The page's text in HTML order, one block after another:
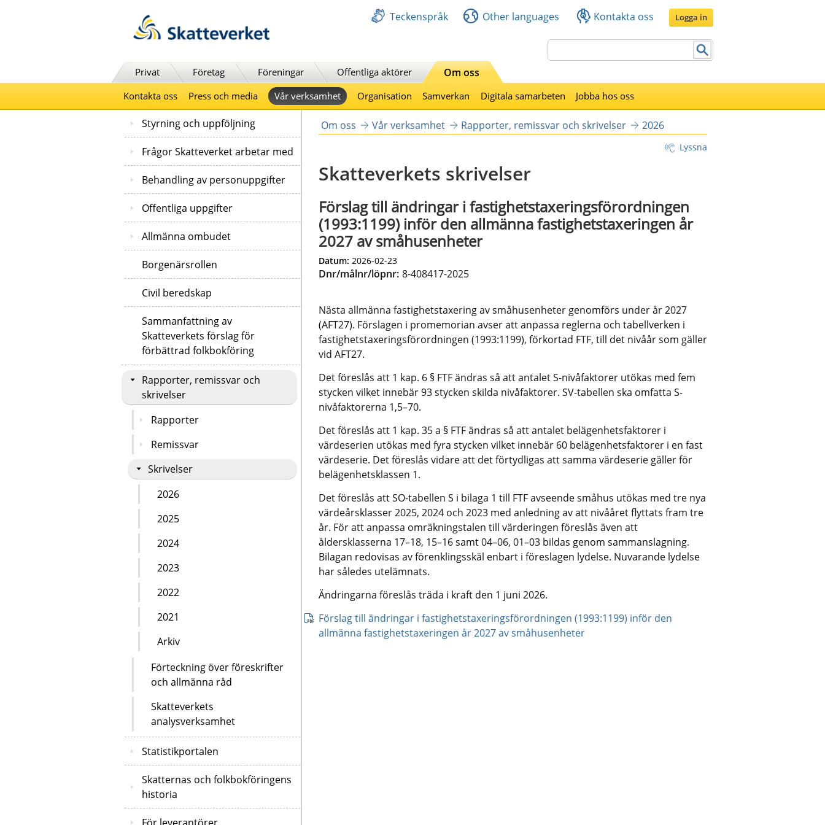
Teckenspråk Other languages Kontakta oss Logga in
Privat Företag Föreningar Offentliga aktörer Om oss
Kontakta oss Press och media Vår verksamhet Organisation Samverkan Digitala samarbeten Jobba hos oss
Styrning och uppföljning
Frågor Skatteverket arbetar med
Behandling av personuppgifter
Offentliga uppgifter
Allmänna ombudet
Borgenärsrollen
Civil beredskap
Sammanfattning av
Skatteverkets förslag för
förbättrad folkbokföring
Rapporter, remissvar och
skrivelser
Rapporter
Remissvar
Skrivelser
2026
2025
2024
2023
2022
2021
Arkiv
Förteckning över föreskrifter
och allmänna råd
Skatteverkets
analysverksamhet
Statistikportalen
Skatternas och folkbokföringens
historia
För leverantörer
Om oss Vår verksamhet Rapporter, remissvar och skrivelser 2026
Lyssna
Skatteverkets skrivelser
Förslag till ändringar i fastighetstaxeringsförordningen
(1993:1199) inför den allmänna fastighetstaxeringen år
2027 av småhusenheter
Datum: 2026-02-23
Dnr/målnr/löpnr: 8-408417-2025
Nästa allmänna fastighetstaxering av småhusenheter genomförs under år 2027
(AFT27). Förslagen i promemorian avser att anpassa reglerna och tabellverken i
fastighetstaxeringsförordningen (1993:1199), förkortad FTF, till det nivåår som gäller
vid AFT27.
Det föreslås att 1 kap. 6 § FTF ändras så att antalet S-nivåfaktorer utökas med fem
stycken vilket innebär 93 stycken skilda nivåfaktorer. SV-tabellen ska omfatta S-
nivåfaktorerna 1,5–70.
Det föreslås att 1 kap. 35 a § FTF ändras så att antalet belägenhetsfaktorer i
värdeserien utökas med fyra stycken vilket innebär 60 belägenhetsfaktorer i en fast
värdeserie. Det föreslås vidare att det förtydligas att samma värdeserie gäller för
belägenhetsklassen 1.
Det föreslås att SO-tabellen S i bilaga 1 till FTF avseende småhus utökas med tre nya
värdeårsklasser 2025, 2024 och 2023 med anledning av att nivååret flyttats fram tre
år. För att anpassa omräkningstalen till värderingen föreslås även att
åldersklasserna 17–18, 15–16 samt 04–06, 01–03 bildas genom sammanslagning.
Bilagan redovisas av förenklingsskäl enbart i föreslagen lydelse. Nuvarande lydelse
har således utelämnats.
Ändringarna föreslås träda i kraft den 1 juni 2026.
Förslag till ändringar i fastighetstaxeringsförordningen (1993:1199) inför den
allmänna fastighetstaxeringen år 2027 av småhusenheterpdf, 407 kB.